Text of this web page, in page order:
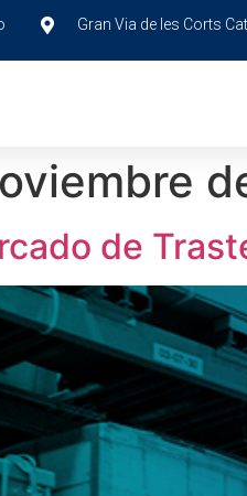
Gran Via de les Corts
de